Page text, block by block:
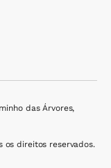
das Árvores,
os direitos reservados.